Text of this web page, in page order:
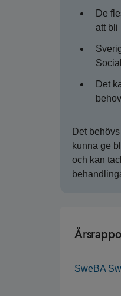
De
att bli
Det
Det
kunna ge
och kan
SweBA